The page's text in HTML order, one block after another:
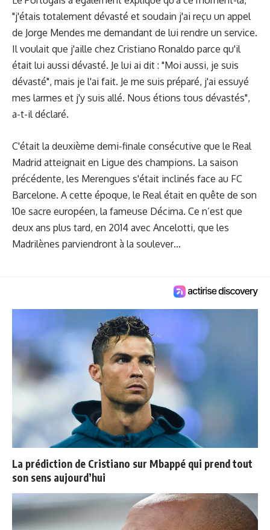
"j'étais totalement dévasté et soudain j'ai reçu un appel
de Jorge Mendes me demandant de lui rendre un service.
Il voulait que j'aille chez Cristiano Ronaldo parce qu'il
était lui aussi dévasté. Je lui ai dit : "Moi aussi, je suis
dévasté", mais je l'ai fait. Je me suis préparé, j'ai essuyé
mes larmes et j'y suis allé. Nous étions tous dévastés",
a-t-il déclaré.
C'était la deuxième demi-finale consécutive que le Real
Madrid atteignait en Ligue des champions. La saison
précédente, les Merengues s'était inclinés face au FC
Barcelone. A cette époque, le Real était en quête de son
10e sacre européen, la fameuse Décima. Ce n’est que
deux ans plus tard, en 2014 avec Ancelotti, que les
Madrilènes parviendront à la soulever…
La prédiction de Cristiano sur Mbappé qui prend tout
son sens aujourd’hui